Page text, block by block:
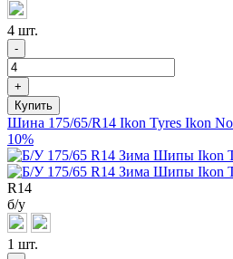
4 шт.
-
+
Шина 175/65/R14 Ikon Tyres Ikon
10%
R14
б/у
1 шт.